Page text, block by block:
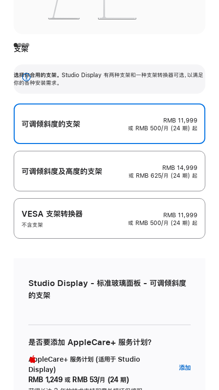
支架
选择你合用的支架。 Studio Display 有两种支架和一种支架转换器可选，以满足
你的各种安装需求。
展
可调倾斜度的支架
RMB 11,999
或 RMB 500/月 (24 期) 起
可调倾斜度及高‍度的支‍架
RMB 14,999
或 RMB 625/月 (24 期) 起
VESA 支架转换器
不含支架
RMB 11,999
或 RMB 500/月 (24 期) 起
Studio Display - 标准玻璃面板 - 可调倾斜度
的支架
是否要添加 AppleCare+ 服务计划？
AppleCare+ 服务计划 (适用于 Studio
Display)
RMB 1,249 或 RMB 53/月 (24 期)
添加